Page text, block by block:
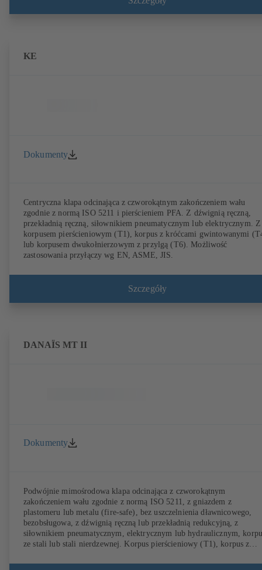
KE
Dokumenty
Centryczna klapa odcinająca z czworokątnym zakończeniem wału
zgodnie z normą ISO 5211 i pierścieniem PFA. Z dźwignią ręczną,
przekładnią ręczną, siłownikiem pneumatycznym lub elektrycznym. Z
korpusem pierścieniowym (T1), korpus z króćcami gwintowanymi
lub korpusem dwukołnierzowym z przylgą (T6). Możliwość
zastosowania przyłączy wg EN, ASME, JIS.
Szczegóły
DANAÏS MT II
Dokumenty
Podwójnie mimośrodowa klapa odcinająca z czworokątnym
zakończeniem wału zgodnie z normą ISO 5211, z gniazdem z
plastomeru lub metalu (fire-safe), bez uszczelnienia dławnicowego,
bezobsługowa, z dźwignią ręczną lub przekładnią redukcyjną, z
siłownikiem pneumatycznym, elektrycznym lub hydraulicznym,
ze stali lub stali nierdzewnej. Korpus pierścieniowy (T1), korpus z
bez. Korpusy typu T4 i T7 umożliwiają wykorzystanie jako armaturę